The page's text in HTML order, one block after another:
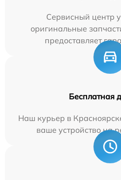
Сервисный центр
оригинальные
предоставляет
Бесплатная
Наш курьер в
ваше устройство на